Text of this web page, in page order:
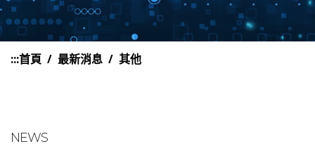
:::首頁 最新消息 其他
NEWS